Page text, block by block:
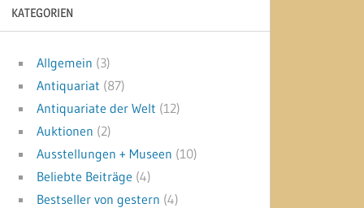
KATEGORIEN
Allgemein (3)
Antiquariat (87)
Antiquariate der Welt (12)
Auktionen (2)
Ausstellungen + Museen (10)
Beliebte Beiträge (4)
Bestseller von gestern (4)